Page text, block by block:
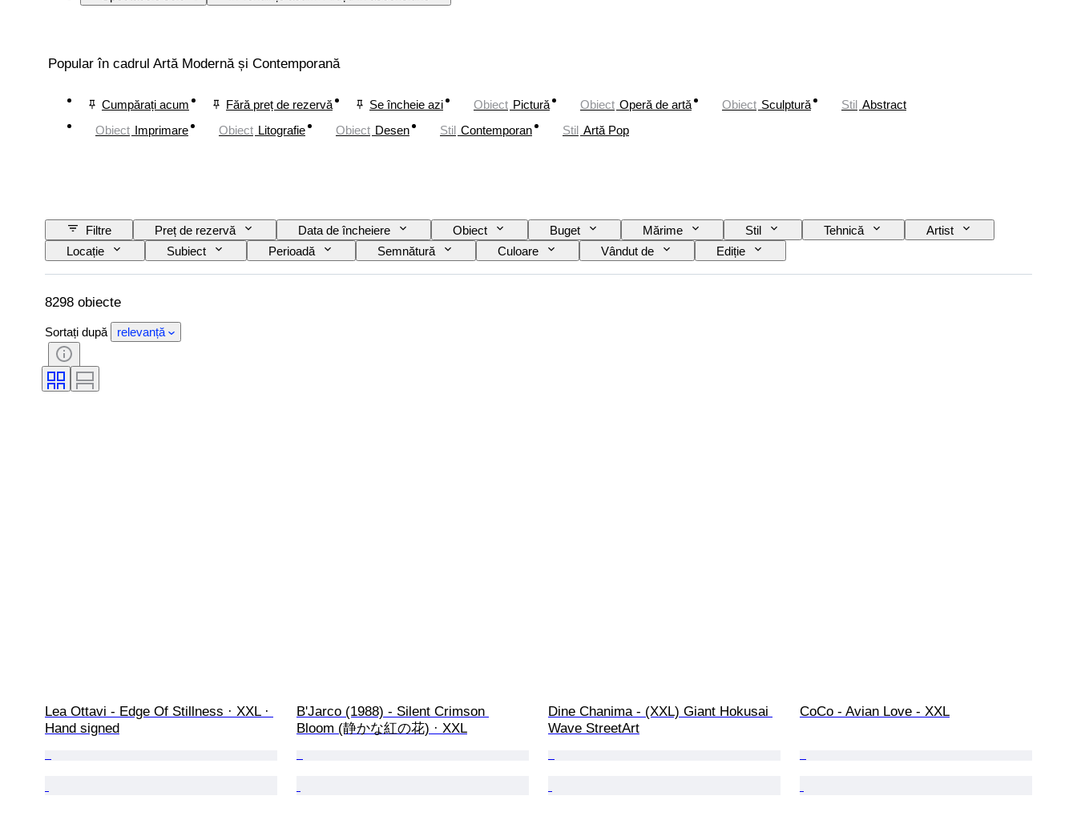
Popular în cadrul Artă Modernă și Contemporană
Cumpărați acum Fără preț de rezervă Se încheie azi Obiect Pictură Obiect Operă de artă Obiect Sculptură Stil Abstract
Obiect Imprimare Obiect Litografie Obiect Desen Stil Contemporan Stil Artă Pop
Filtre Preț de rezervă Data de încheiere Obiect Buget Mărime Stil Tehnică
Artist
Locație
Subiect Perioadă Semnătură Culoare Vândut de Ediție
8298 obiecte
Sortați după relevanță
Lea Ottavi - Edge Of Stillness · XXL ·
Hand signed
B'Jarco (1988) - Silent Crimson
Bloom (静かな紅の花) · XXL
Dine Chanima - (XXL) Giant Hokusai
Wave StreetArt
CoCo - Avian Love - XXL